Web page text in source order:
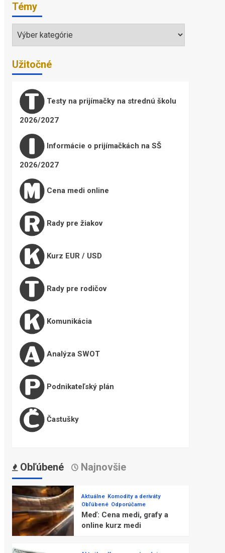
Témy
Témy
Užitočné
Testy na prijímačky na strednú školu
2026/2027
Informácie o prijímačkách na SŠ
2026/2027
Cena medi online
Rady pre žiakov
Kurz EUR / USD
Rady pre rodičov
Komunikácia
Analýza SWOT
Podnikateľský plán
Častušky
Obľúbené Najnovšie
Aktuálne Komodity a deriváty
Obľúbené Odporúčame
Meď: Cena medi, grafy a
online kurz medi